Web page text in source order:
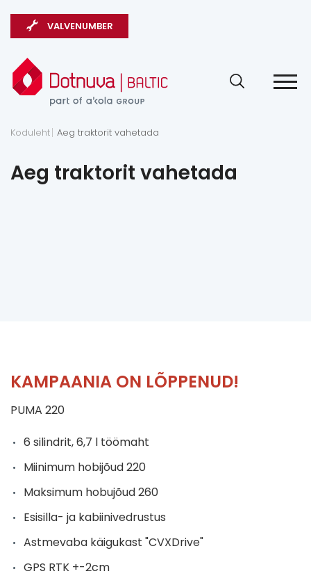
VALVENUMBER
Koduleht Aeg traktorit vahetada
Aeg traktorit vahetada
KAMPAANIA ON LÕPPENUD!
PUMA 220
6 silindrit, 6,7 l töömaht
Miinimum hobijõud 220
Maksimum hobujõud 260
Esisilla- ja kabiinivedrustus
Astmevaba käigukast "CVXDrive"
GPS RTK +-2cm